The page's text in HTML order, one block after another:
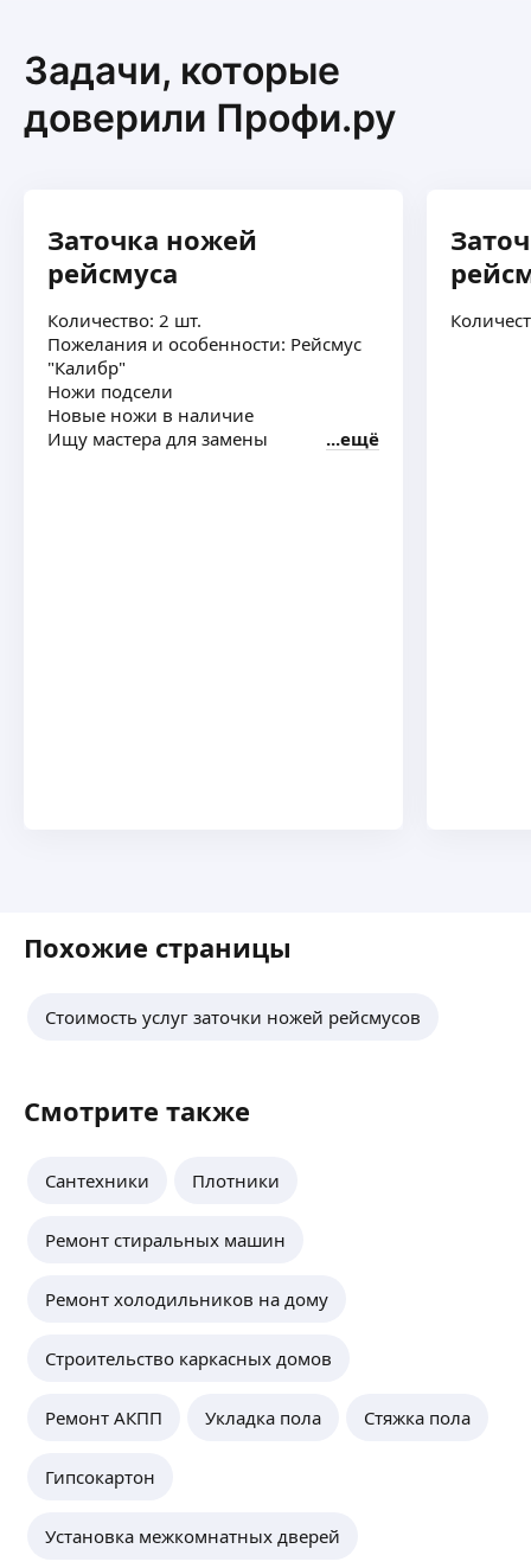
Задачи, которые
доверили Профи.ру
Заточка ножей
рейсмуса
Количество: 2 шт.
Пожелания и особенности: Рейсмус
"Калибр"
Ножи подсели
Новые ножи в наличие
Ищу мастера для замены
ещё
Похожие страницы
Стоимость услуг заточки ножей рейсмусов
Смотрите также
Сантехники Плотники
Ремонт стиральных машин
Ремонт холодильников на дому
Строительство каркасных домов
Ремонт АКПП Укладка пола Стяжка пола
Гипсокартон
Установка межкомнатных дверей